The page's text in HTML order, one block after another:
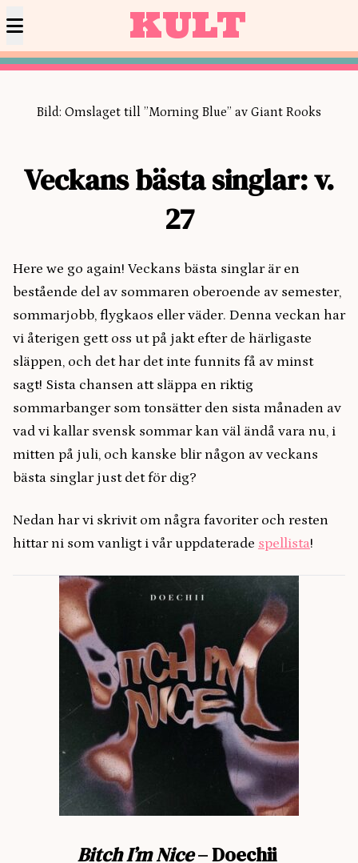
KULT
Bild: Omslaget till ”Morning Blue” av Giant Rooks
Veckans bästa singlar: v.
27
Here we go again! Veckans bästa singlar är en
bestående del av sommaren oberoende av semester,
sommarjobb, flygkaos eller väder. Denna veckan har
vi återigen gett oss ut på jakt efter de härligaste
släppen, och det har det inte funnits få av minst
sagt! Sista chansen att släppa en riktig
sommarbanger som tonsätter den sista månaden av
vad vi kallar svensk sommar kan väl ändå vara nu, i
mitten på juli, och kanske blir någon av veckans
bästa singlar just det för dig?
Nedan har vi skrivit om några favoriter och resten
hittar ni som vanligt i vår uppdaterade spellista!
Bitch I’m Nice– Doechii